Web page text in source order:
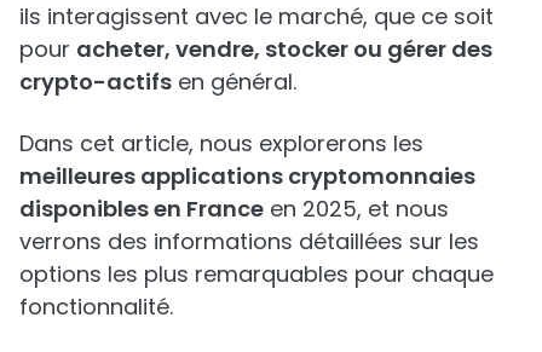
ils interagissent avec le marché, que ce soit
pour acheter, vendre, stocker ou gérer des
crypto-actifs en général.
Dans cet article, nous explorerons les
meilleures applications cryptomonnaies
disponibles en France en 2025, et nous
verrons des informations détaillées sur les
options les plus remarquables pour chaque
fonctionnalité.